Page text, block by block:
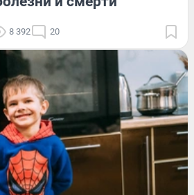
8 392 20